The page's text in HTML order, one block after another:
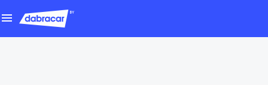
menu